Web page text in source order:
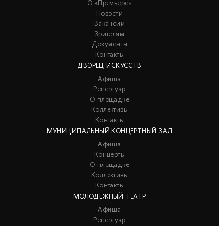
О «Премьере»
Новости
Вакансии
Зрителям
Документы
Контакты
ДВОРЕЦ ИСКУССТВ
Афиша
Репертуар
О площадке
Коллективы
Контакты
МУНИЦИПАЛЬНЫЙ КОНЦЕРТНЫЙ ЗАЛ
Афиша
Концерты
О площадке
Коллективы
Контакты
МОЛОДЕЖНЫЙ ТЕАТР
Афиша
Репертуар